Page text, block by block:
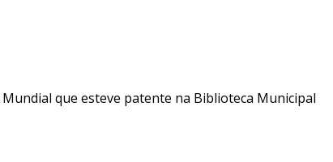
que esteve patente na Biblioteca Municipal